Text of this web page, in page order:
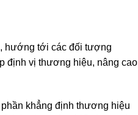
hướng tới các đối tượng
định vị thương hiệu, nâng cao
khẳng định thương hiệu